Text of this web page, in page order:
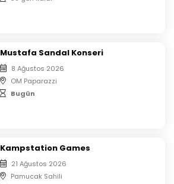
Mustafa Sandal Konseri
8 Ağustos 2026
OM Paparazzi
Bugün
Kampstation Games
21 Ağustos 2026
Pamucak Sahili